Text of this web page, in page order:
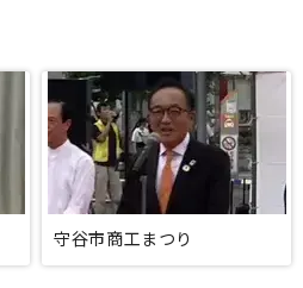
守谷市商工まつり